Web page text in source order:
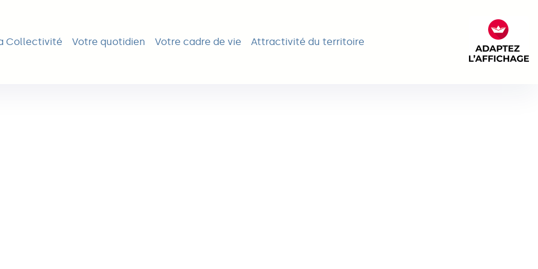
Collectivité Votre quotidien Votre cadre de vie Attractivité du territoire